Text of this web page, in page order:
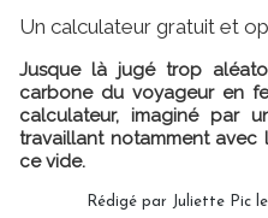
Un calculateur gratuit et
Jusque là jugé trop
carbone du voyageur en
calculateur, imaginé par
travaillant notamment avec
ce vide.
Rédigé par Juliette Pic